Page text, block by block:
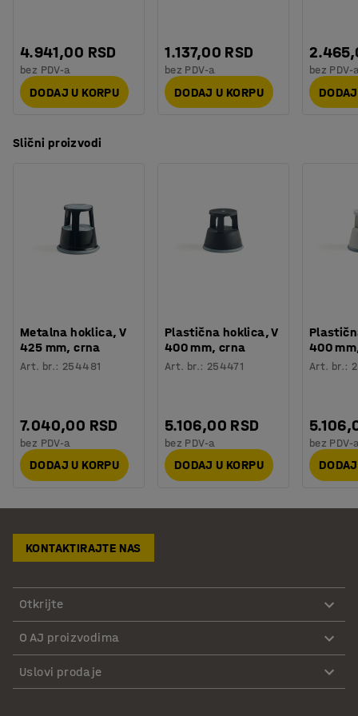
4.941,00 RSD
bez PDV-a
DODAJ U KORPU
1.137,00 RSD
bez PDV-a
DODAJ U KORPU
bez PDV-
Slični proizvodi
Metalna hoklica, V
425 mm, crna
Art. br.: 254481
7.040,00 RSD
bez PDV-a
DODAJ U KORPU
Plastična hoklica, V
400 mm, crna
Art. br.: 254471
5.106,00 RSD
bez PDV-a
DODAJ U KORPU
400
Art. br.:
bez PDV-
KONTAKTIRAJTE NAS
Otkrijte
O AJ proizvodima
Uslovi prodaje